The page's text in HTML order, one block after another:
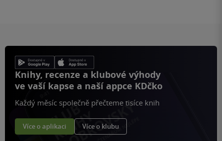
Knihy, recenze a klubové výhody
ve vaší kapse a naší appce KDčko
Každý měsíc společně přečteme tisíce knih
Více o aplikaci Více o klubu